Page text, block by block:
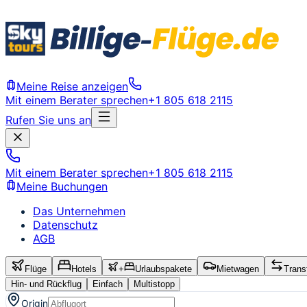
Meine Reise anzeigen
Mit einem Berater sprechen+1 805 618 2115
Rufen Sie uns an
Mit einem Berater sprechen+1 805 618 2115
Meine Buchungen
Das Unternehmen
Datenschutz
AGB
Flüge Hotels + Urlaubspakete Mietwagen
Hin- und Rückflug
Einfach Multistopp
Origin